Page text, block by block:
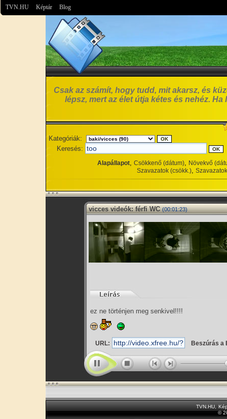
TVN.HU Képtár Blog
Csak az számít, hogy tudd, mit akarsz, és
lépsz, mert az élet útja kétes és nehéz.
Kategóriák:
Keresés:
Alapállapot, Csökkenő (dátum), Növekvő
Szavazatok (csökk.),
vicces videók: férfi WC (00:01:23)
ez ne történjen meg senkivel!!!!
URL: Beszúrás a
TVN.HU
©